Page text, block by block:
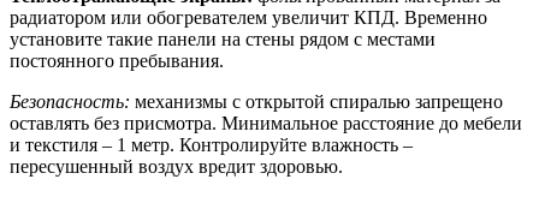
радиатором или обогревателем увеличит КПД. Временно
установите такие панели на стены рядом с местами
постоянного пребывания.
Безопасность: механизмы с открытой спиралью запрещено
оставлять без присмотра. Минимальное расстояние до мебели
и текстиля – 1 метр. Контролируйте влажность –
пересушенный воздух вредит здоровью.